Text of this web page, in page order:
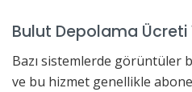
Bulut Depolama Ücreti
Bazı sistemlerde görüntüler
ve bu hizmet genellikle